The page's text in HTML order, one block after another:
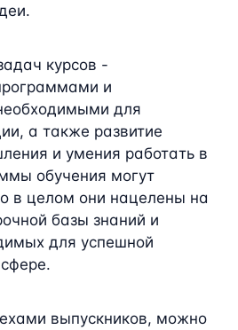
курсов -
и
для
а также развитие
и умения работать в
обучения могут
в целом они нацелены на
базы знаний и
для успешной
выпускников, можно